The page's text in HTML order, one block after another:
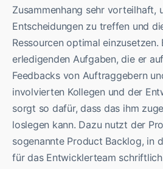
Zusammenhang sehr vorteilhaft,
Entscheidungen zu treffen und
Ressourcen optimal
erledigenden Aufgaben, die er
Feedbacks von Auftraggebern
involvierten Kollegen und der
sorgt so dafür, dass das ihm
loslegen kann. Dazu nutzt der
sogenannte Product Backlog, in
für das Entwicklerteam